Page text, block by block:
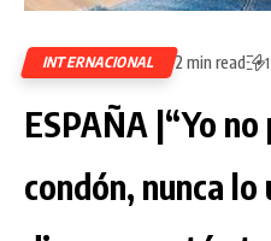
INTERNACIONAL 2 min read
ESPAÑA |“Yo no
condón, nunca